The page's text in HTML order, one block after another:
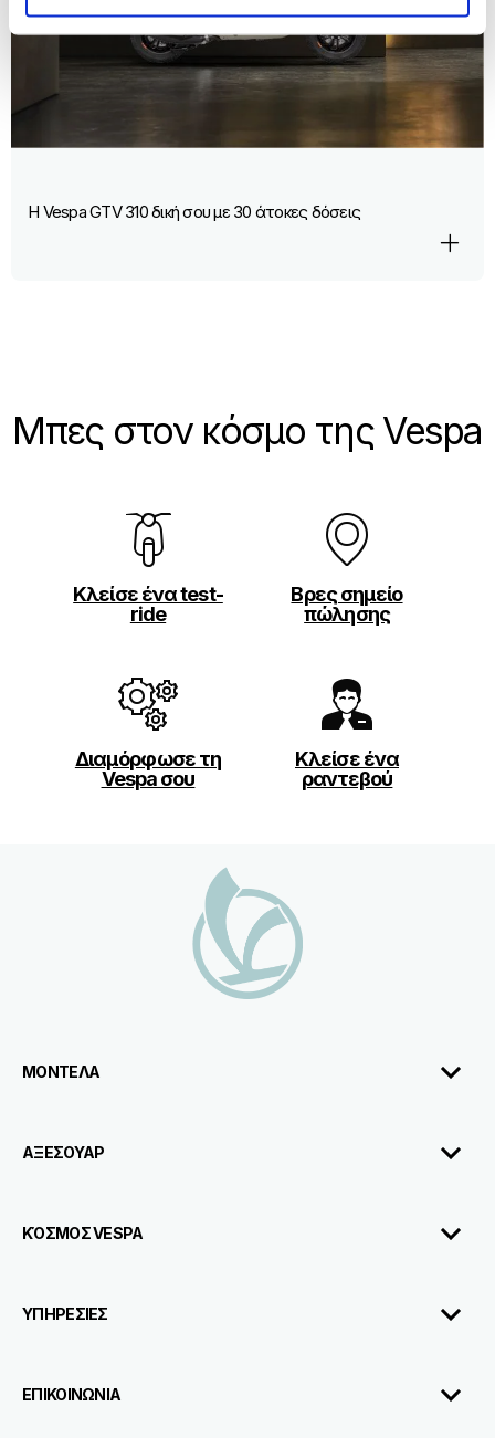
Η Vespa GTV 310 δική σου με 30 άτοκες δόσεις
Μπες στον κόσμο της Vespa
Κλείσε ένα test-
ride
Βρες σημείο
πώλησης
Διαμόρφωσε τη
Vespa σου
Κλείσε ένα
ραντεβού
ΜΟΝΤΕΛΑ
ΑΞΕΣΟΥΑΡ
ΚΌΣΜΟΣ VESPA
ΥΠΗΡΕΣΙΕΣ
ΕΠΙΚΟΙΝΩΝΙΑ